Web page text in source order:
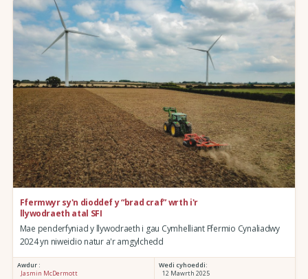
Ffermwyr sy'n dioddef y “brad craf” wrth i'r
llywodraeth atal SFI
Mae penderfyniad y llywodraeth i gau Cymhelliant Ffermio Cynaliadwy
2024 yn niweidio natur a'r amgylchedd
Awdur :
Jasmin McDermott
Wedi cyhoeddi:
12 Mawrth 2025